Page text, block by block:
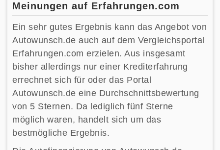
Meinungen auf Erfahrungen.com
Ein sehr gutes Ergebnis kann das Angebot von
Autowunsch.de auch auf dem Vergleichsportal
Erfahrungen.com erzielen. Aus insgesamt
bisher allerdings nur einer Krediterfahrung
errechnet sich für oder das Portal
Autowunsch.de eine Durchschnittsbewertung
von 5 Sternen. Da lediglich fünf Sterne
möglich waren, handelt sich um das
bestmögliche Ergebnis.